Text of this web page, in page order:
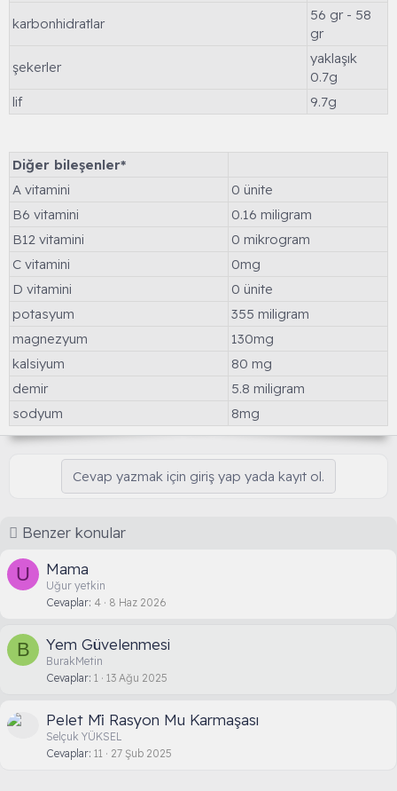
karbonhidratlar
56 gr - 58
gr
şekerler
yaklaşık
0.7g
lif
9.7g
Diğer bileşenler*
A vitamini
0 ünite
B6 vitamini
0.16 miligram
B12 vitamini
0 mikrogram
C vitamini
0mg
D vitamini
0 ünite
potasyum
355 miligram
magnezyum
130mg
kalsiyum
80 mg
demir
5.8 miligram
sodyum
8mg
Cevap yazmak için giriş yap yada kayıt ol.
Benzer konular
U Mama
Uğur yetkin
Cevaplar 4 8 Haz 2026
B Yem Güvelenmesi
BurakMetin
Cevaplar 1 13 Ağu 2025
Pelet Mi̇ Rasyon Mu Karmaşası
Selçuk YÜKSEL
Cevaplar 11 27 Şub 2025